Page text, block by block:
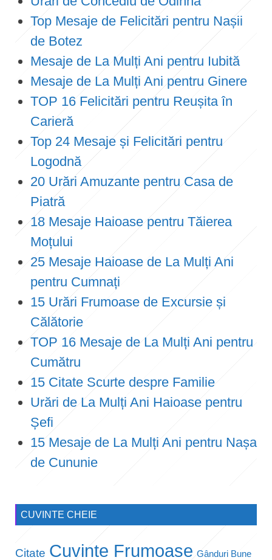
Top Mesaje de Felicitări pentru Nașii
de Botez
Mesaje de La Mulți Ani pentru Iubită
Mesaje de La Mulți Ani pentru Ginere
TOP 16 Felicitări pentru Reușita în
Carieră
Top 24 Mesaje și Felicitări pentru
Logodnă
20 Urări Amuzante pentru Casa de
Piatră
18 Mesaje Haioase pentru Tăierea
Moțului
25 Mesaje Haioase de La Mulți Ani
pentru Cumnați
15 Urări Frumoase de Excursie și
Călătorie
TOP 16 Mesaje de La Mulți Ani pentru
Cumătru
15 Citate Scurte despre Familie
Urări de La Mulți Ani Haioase pentru
Șefi
15 Mesaje de La Mulți Ani pentru Nașa
de Cununie
CUVINTE CHEIE
Citate Cuvinte Frumoase Gânduri Bune